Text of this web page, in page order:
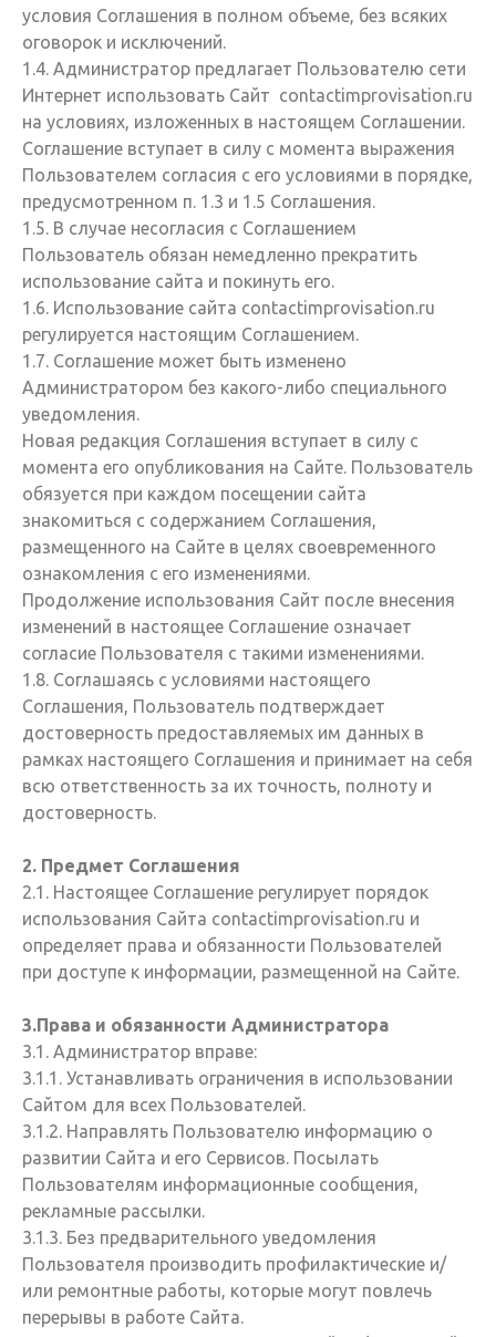
условия Соглашения в полном объеме, без всяких
оговорок и исключений.
1.4. Администратор предлагает Пользователю сети
Интернет использовать Сайт contactimprovisation.ru
на условиях, изложенных в настоящем Соглашении.
Соглашение вступает в силу с момента выражения
Пользователем согласия с его условиями в порядке,
предусмотренном п. 1.3 и 1.5 Соглашения.
1.5. В случае несогласия с Соглашением
Пользователь обязан немедленно прекратить
использование сайта и покинуть его.
1.6. Использование сайта contactimprovisation.ru
регулируется настоящим Соглашением.
1.7. Соглашение может быть изменено
Администратором без какого-либо специального
уведомления.
Новая редакция Соглашения вступает в силу с
момента его опубликования на Сайте. Пользователь
обязуется при каждом посещении сайта
знакомиться с содержанием Соглашения,
размещенного на Сайте в целях своевременного
ознакомления с его изменениями.
Продолжение использования Сайт после внесения
изменений в настоящее Соглашение означает
согласие Пользователя с такими изменениями.
1.8. Соглашаясь с условиями настоящего
Соглашения, Пользователь подтверждает
достоверность предоставляемых им данных в
рамках настоящего Соглашения и принимает на себя
всю ответственность за их точность, полноту и
достоверность.
2. Предмет Соглашения
2.1. Настоящее Соглашение регулирует порядок
использования Сайта contactimprovisation.ru и
определяет права и обязанности Пользователей
при доступе к информации, размещенной на Сайте.
3.Права и обязанности Администратора
3.1. Администратор вправе:
3.1.1. Устанавливать ограничения в использовании
Сайтом для всех Пользователей.
3.1.2. Направлять Пользователю информацию о
развитии Сайта и его Сервисов. Посылать
Пользователям информационные сообщения,
рекламные рассылки.
3.1.3. Без предварительного уведомления
Пользователя производить профилактические и/
или ремонтные работы, которые могут повлечь
перерывы в работе Сайта.